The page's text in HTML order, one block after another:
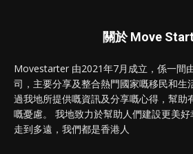
關於 Move
Movestarter 由2021年7月成立，係一間
司，主要分享及整合熱門國家嘅移民和生
過我地所提供嘅資訊及分享嘅心得，幫助
嘅憂慮。 我地致力於幫助人們建設更美
走到多遠，我們都是香港人